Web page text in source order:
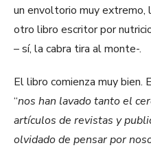
un envoltorio muy extremo,
otro libro escritor por
– sí, la cabra tira al monte-.
El libro comienza muy bien.
“nos han lavado tanto el
artículos de revistas y
olvidado de pensar por